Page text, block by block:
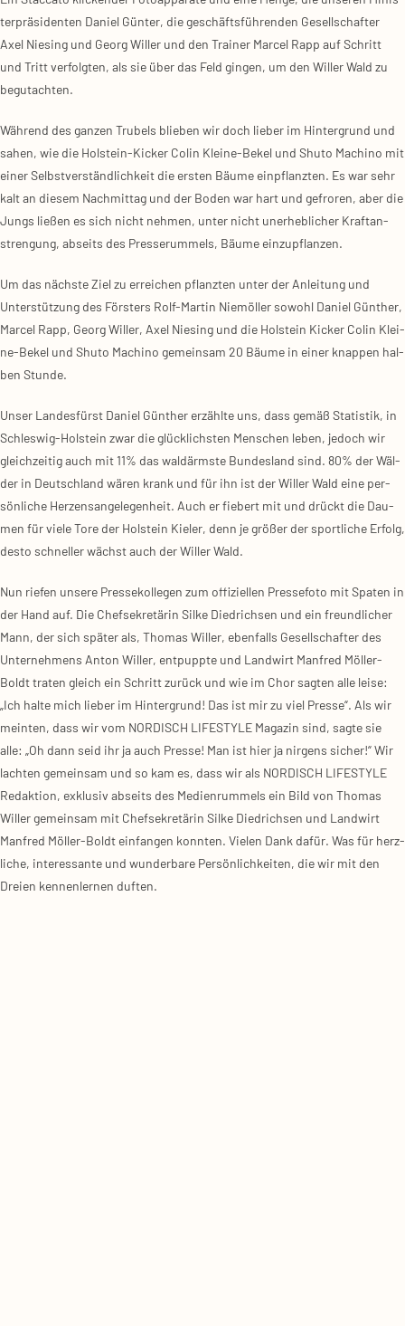
ter­prä­si­den­ten Dani­el Gün­ter, die geschäfts­füh­ren­den Gesell­schaf­ter
Axel Nie­sing und Georg Wil­ler und den Trai­ner Mar­cel Rapp auf Schritt
und Tritt ver­folg­ten, als sie über das Feld gin­gen, um den Wil­ler Wald zu
begut­ach­ten.
Wäh­rend des gan­zen Tru­bels blie­ben wir doch lie­ber im Hin­ter­grund und
sahen, wie die Hol­stein-Kicker Colin Klei­ne-Bekel und Shuto Machi­no mit
einer Selbst­ver­ständ­lich­keit die ers­ten Bäu­me ein­pflanz­ten. Es war sehr
kalt an die­sem Nach­mit­tag und der Boden war hart und gefro­ren, aber die
Jungs lie­ßen es sich nicht neh­men, unter nicht uner­heb­li­cher Kraft­an­
stren­gung, abseits des Pres­se­rum­mels, Bäu­me ein­zu­pflan­zen.
Um das nächs­te Ziel zu errei­chen pflanz­ten unter der Anlei­tung und
Unter­stüt­zung des Förs­ters Rolf-Mar­tin Niem­öl­ler sowohl Dani­el Gün­ther,
Mar­cel Rapp, Georg Wil­ler, Axel Nie­sing und die Hol­stein Kicker Colin Klei­
ne-Bekel und Shuto Machi­no gemein­sam 20 Bäu­me in einer knap­pen hal­
ben Stun­de.
Unser Lan­des­fürst Dani­el Gün­ther erzähl­te uns, dass gemäß Sta­tis­tik, in
Schles­wig-Hol­stein zwar die glück­lichs­ten Men­schen leben, jedoch wir
gleich­zei­tig auch mit 11% das wald­ärms­te Bun­des­land sind. 80% der Wäl­
der in Deutsch­land wären krank und für ihn ist der Wil­ler Wald eine per­
sön­li­che Her­zens­an­ge­le­gen­heit. Auch er fie­bert mit und drückt die Dau­
men für vie­le Tore der Hol­stein Kie­ler, denn je grö­ßer der sport­li­che Erfolg,
des­to schnel­ler wächst auch der Wil­ler Wald.
Nun rie­fen unse­re Pres­se­kol­le­gen zum offi­zi­el­len Pres­se­fo­to mit Spa­ten in
der Hand auf. Die Chef­se­kre­tä­rin Sil­ke Died­rich­sen und ein freund­li­cher
Mann, der sich spä­ter als, Tho­mas Wil­ler, eben­falls Gesell­schaf­ter des
Unter­neh­mens Anton Wil­ler, ent­pupp­te und Land­wirt Man­fred Möl­ler-
Boldt tra­ten gleich ein Schritt zurück und wie im Chor sag­ten alle lei­se:
„Ich hal­te mich lie­ber im Hin­ter­grund! Das ist mir zu viel Pres­se“. Als wir
mein­ten, dass wir vom NORDISCH LIFESTYLE Maga­zin sind, sag­te sie
alle: „Oh dann seid ihr ja auch Pres­se! Man ist hier ja nir­gens sicher!“ Wir
lach­ten gemein­sam und so kam es, dass wir als NORDISCH LIFESTYLE
Redak­ti­on, exklu­siv abseits des Medi­en­rum­mels ein Bild von Tho­mas
Wil­ler gemein­sam mit Chef­se­kre­tä­rin Sil­ke Died­rich­sen und Land­wirt
Man­fred Möl­ler-Boldt ein­fan­gen konn­ten. Vie­len Dank dafür. Was für herz­
li­che, inter­es­san­te und wun­der­ba­re Per­sön­lich­kei­ten, die wir mit den
Drei­en ken­nen­ler­nen duf­ten.